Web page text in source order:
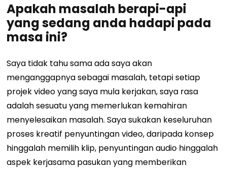
Apakah masalah berapi-api
yang sedang anda hadapi pada
masa ini?
Saya tidak tahu sama ada saya akan
menganggapnya sebagai masalah, tetapi setiap
projek video yang saya mula kerjakan, saya rasa
adalah sesuatu yang memerlukan kemahiran
menyelesaikan masalah. Saya sukakan keseluruhan
proses kreatif penyuntingan video, daripada konsep
hinggalah memilih klip, penyuntingan audio hinggalah
aspek kerjasama pasukan yang memberikan